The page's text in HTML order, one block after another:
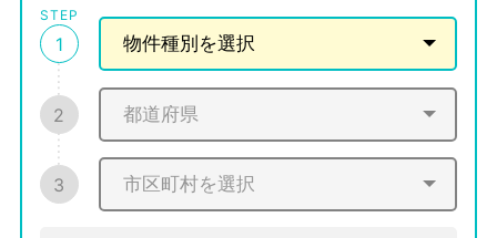
STEP
1
2
3